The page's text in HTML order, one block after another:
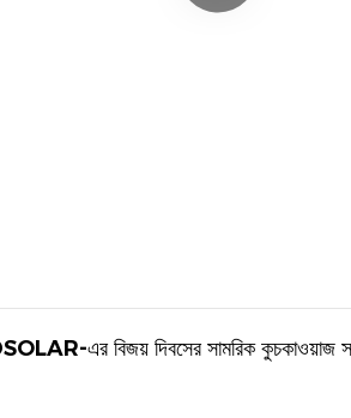
এর বিজয় দিবসের সামরিক কুচকাওয়াজ